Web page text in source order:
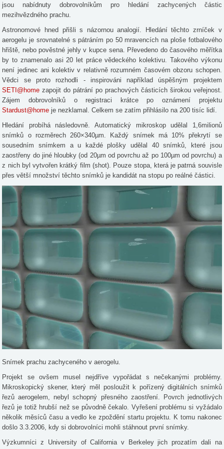
jsou nabídnuty dobrovolníkům pro hledání zachycených částic
mezihvězdného prachu.
Astronomové hned přišli s názornou analogií. Hledání těchto zrníček v
aerogelu je srovnatelné s pátráním po 50 mravencích na ploše fotbalového
hřiště, nebo pověstné jehly v kupce sena. Převedeno do časového měřítka
by to znamenalo asi 20 let práce vědeckého kolektivu. Takového výkonu
není jedinec ani kolektiv v relativně rozumném časovém obzoru schopen.
Vědci se proto rozhodli - inspirováni například úspěšným projektem
SETI@home zapojit do pátrání po prachových částicích širokou veřejnost.
Zájem dobrovolníků o registraci krátce po oznámení projektu
Stardust@home je nezklamal. Celkem se zatím přihlásilo na 200 tisíc lidí.
Hledání probíhá následovně. Automatický mikroskop udělal 1,6milionů
snímků o rozměrech 260×340µm. Každý snímek má 10% překrytí se
sousedním snímkem a u každé plošky udělal 40 snímků, které jsou
zaostřeny do jiné hloubky (od 20µm od povrchu až po 100µm od povrchu) a
z nich byl vytvořen krátký film (shot). Pouze stopa, která je patrná souvisle
přes větší množství těchto snímků je kandidát na stopu po reálné částici.
Snímek prachu zachyceného v aerogelu.
Projekt se ovšem musel nejdříve vypořádat s nečekanými problémy.
Mikroskopický skener, který měl posloužit k pořízený digitálních snímků
řezů aerogelem, nebyl schopný přesného zaostření. Povrch jednotlivých
řezů je totiž hrubší než se původně čekalo. Vyřešení problému si vyžádalo
několik měsíců času a vedlo ke zpoždění startu projektu. K tomu nakonec
došlo 3.3.2006, kdy si dobrovolníci mohli stáhnout první snímky.
Výzkumníci z University of California v Berkeley jich prozatím dali na